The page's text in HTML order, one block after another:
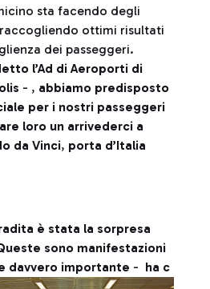
sta facendo degli
ottimi risultati
dei passeggeri.
l’Ad di Aeroporti di
- , abbiamo predisposto
per i nostri passeggeri
loro un arrivederci a
da Vinci, porta d’Italia
è stata la sorpresa
sono manifestazioni
davvero importante - ha c